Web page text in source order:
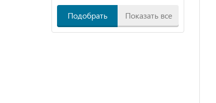
Подобрать Показать все